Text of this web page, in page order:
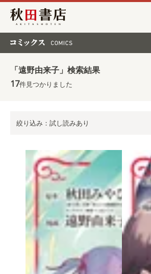
秋田書店
「遠野由来子」検索結果
17件見つかりました
絞り込み：試し読みあり